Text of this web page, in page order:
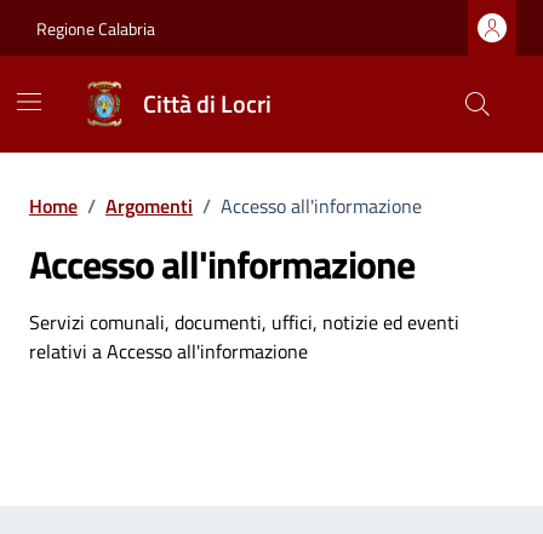
Regione Calabria
Città di Locri
Home / Argomenti / Accesso all'informazione
Accesso all'informazione
Dettagli dell'argomento
Servizi comunali, documenti, uffici, notizie ed eventi
relativi a Accesso all'informazione